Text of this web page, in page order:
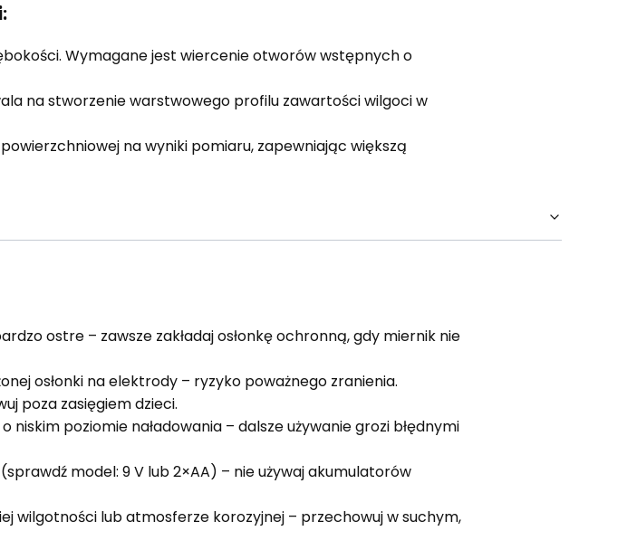
Wymagane jest wiercenie otworów wstępnych o
na stworzenie warstwowego profilu zawartości wilgoci w
na wyniki pomiaru, zapewniając większą
ostre – zawsze zakładaj osłonkę ochronną, gdy miernik nie
osłonki na elektrody – ryzyko poważnego zranienia.
poza zasięgiem dzieci.
poziomie naładowania – dalsze używanie grozi błędnymi
model: 9 V lub 2×AA) – nie używaj akumulatorów
wilgotności lub atmosferze korozyjnej – przechowuj w suchym,